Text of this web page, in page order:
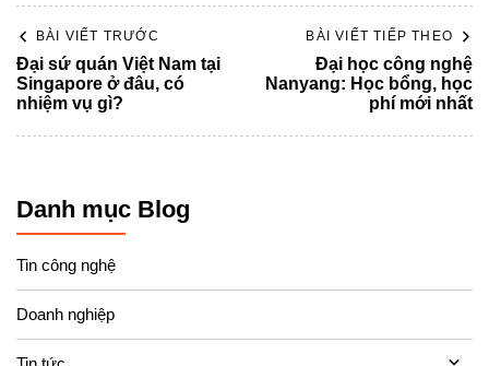
BÀI VIẾT TRƯỚC
Đại sứ quán Việt Nam tại
Singapore ở đâu, có
nhiệm vụ gì?
BÀI VIẾT TIẾP THEO
Đại học công nghệ
Nanyang: Học bổng, học
phí mới nhất
Danh mục Blog
Tin công nghệ
Doanh nghiệp